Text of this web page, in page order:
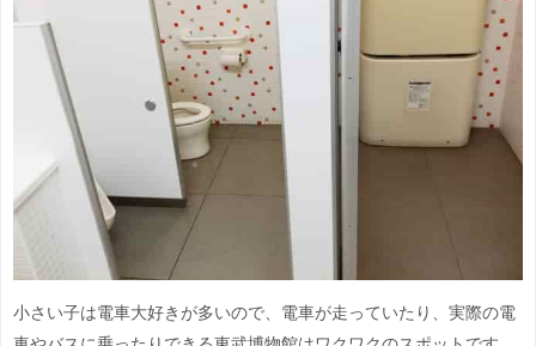
小さい子は電車大好きが多いので、電車が走っていたり、実際の電